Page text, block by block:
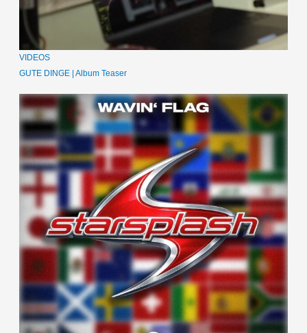
VIDEOS
GUTE DINGE | Album Teaser